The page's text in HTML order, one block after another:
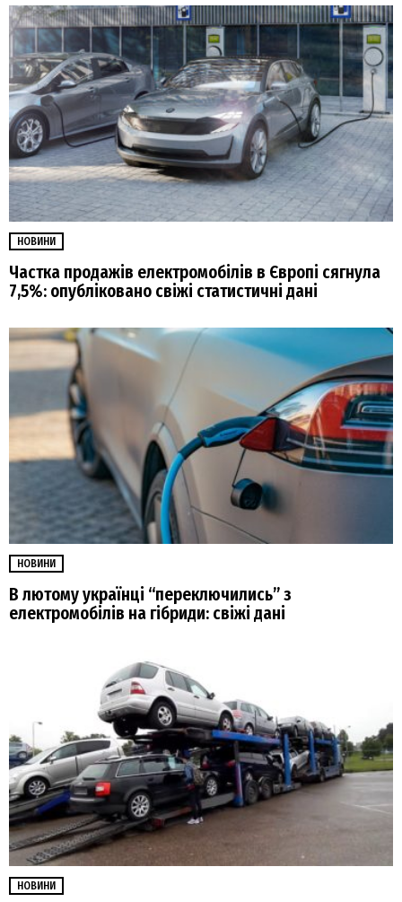
НОВИНИ
Частка продажів електромобілів в Європі сягнула
7,5%: опубліковано свіжі статистичні дані
НОВИНИ
В лютому українці “переключились” з
електромобілів на гібриди: свіжі дані
НОВИНИ